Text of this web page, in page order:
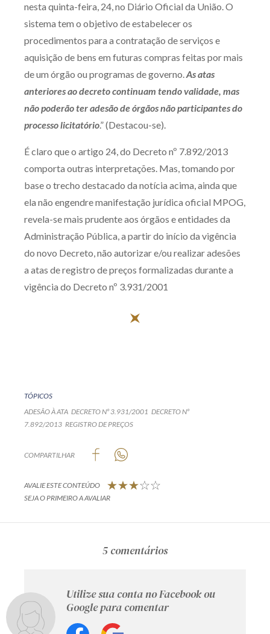
nesta quinta-feira, 24, no Diário Oficial da União. O
sistema tem o objetivo de estabelecer os
procedimentos para a contratação de serviços e
aquisição de bens em futuras compras feitas por mais
de um órgão ou programas de governo.As atas
anteriores ao decreto continuam tendo validade, mas
não poderão ter adesão de órgãos não participantes do
processo licitatório.” (Destacou-se).
É claro que o artigo 24, do Decreto nº 7.892/2013
comporta outras interpretações. Mas, tomando por
base o trecho destacado da notícia acima, ainda que
ela não engendre manifestação jurídica oficial MPOG,
revela-se mais prudente aos órgãos e entidades da
Administração Pública, a partir do início da vigência
do novo Decreto, não autorizar e/ou realizar adesões
a atas de registro de preços formalizadas durante a
vigência do Decreto nº 3.931/2001
TÓPICOS
ADESÃO À ATA DECRETO Nº 3.931/2001 DECRETO Nº
7.892/2013 REGISTRO DE PREÇOS
COMPARTILHAR
AVALIE ESTE CONTEÚDO
SEJA O PRIMEIRO A AVALIAR
5 comentários
Utilize sua conta no Facebook ou
Google para comentar